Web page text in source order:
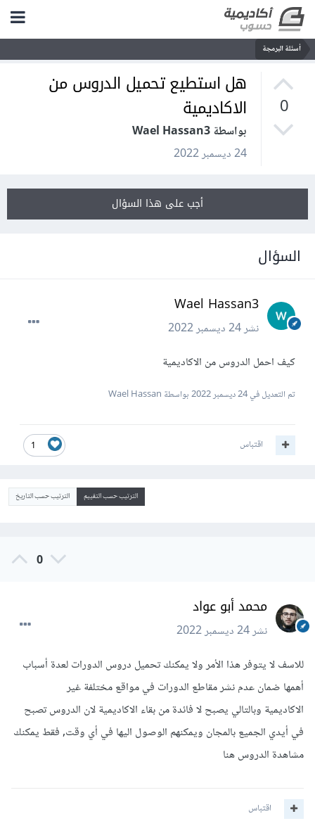
أسئلة البرمجة
0
هل استطيع تحميل الدروس من
الاكاديمية
بواسطة Wael Hassan3
24 ديسمبر 2022
أجب على هذا السؤال
السؤال
Wael Hassan3
نشر24 ديسمبر 2022
كيف احمل الدروس من الاكاديمية
تم التعديل في24 ديسمبر 2022 بواسطة Wael Hassan
1 اقتباس
الترتيب حسب التقييم الترتيب حسب التاريخ
0
محمد أبو عواد
نشر24 ديسمبر 2022
للاسف لا يتوفر هذا الأمر ولا يمكنك تحميل دروس الدورات لعدة أسباب
أهمها ضمان عدم نشر مقاطع الدورات في مواقع مختلفة غير
الاكاديمية وبالتالي يصبح لا فائدة من بقاء الاكاديمية لان الدروس تصبح
في أيدي الجميع بالمجان ويمكنهم الوصول اليها في أي وقت, فقط يمكنك
مشاهدة الدروس هنا
اقتباس